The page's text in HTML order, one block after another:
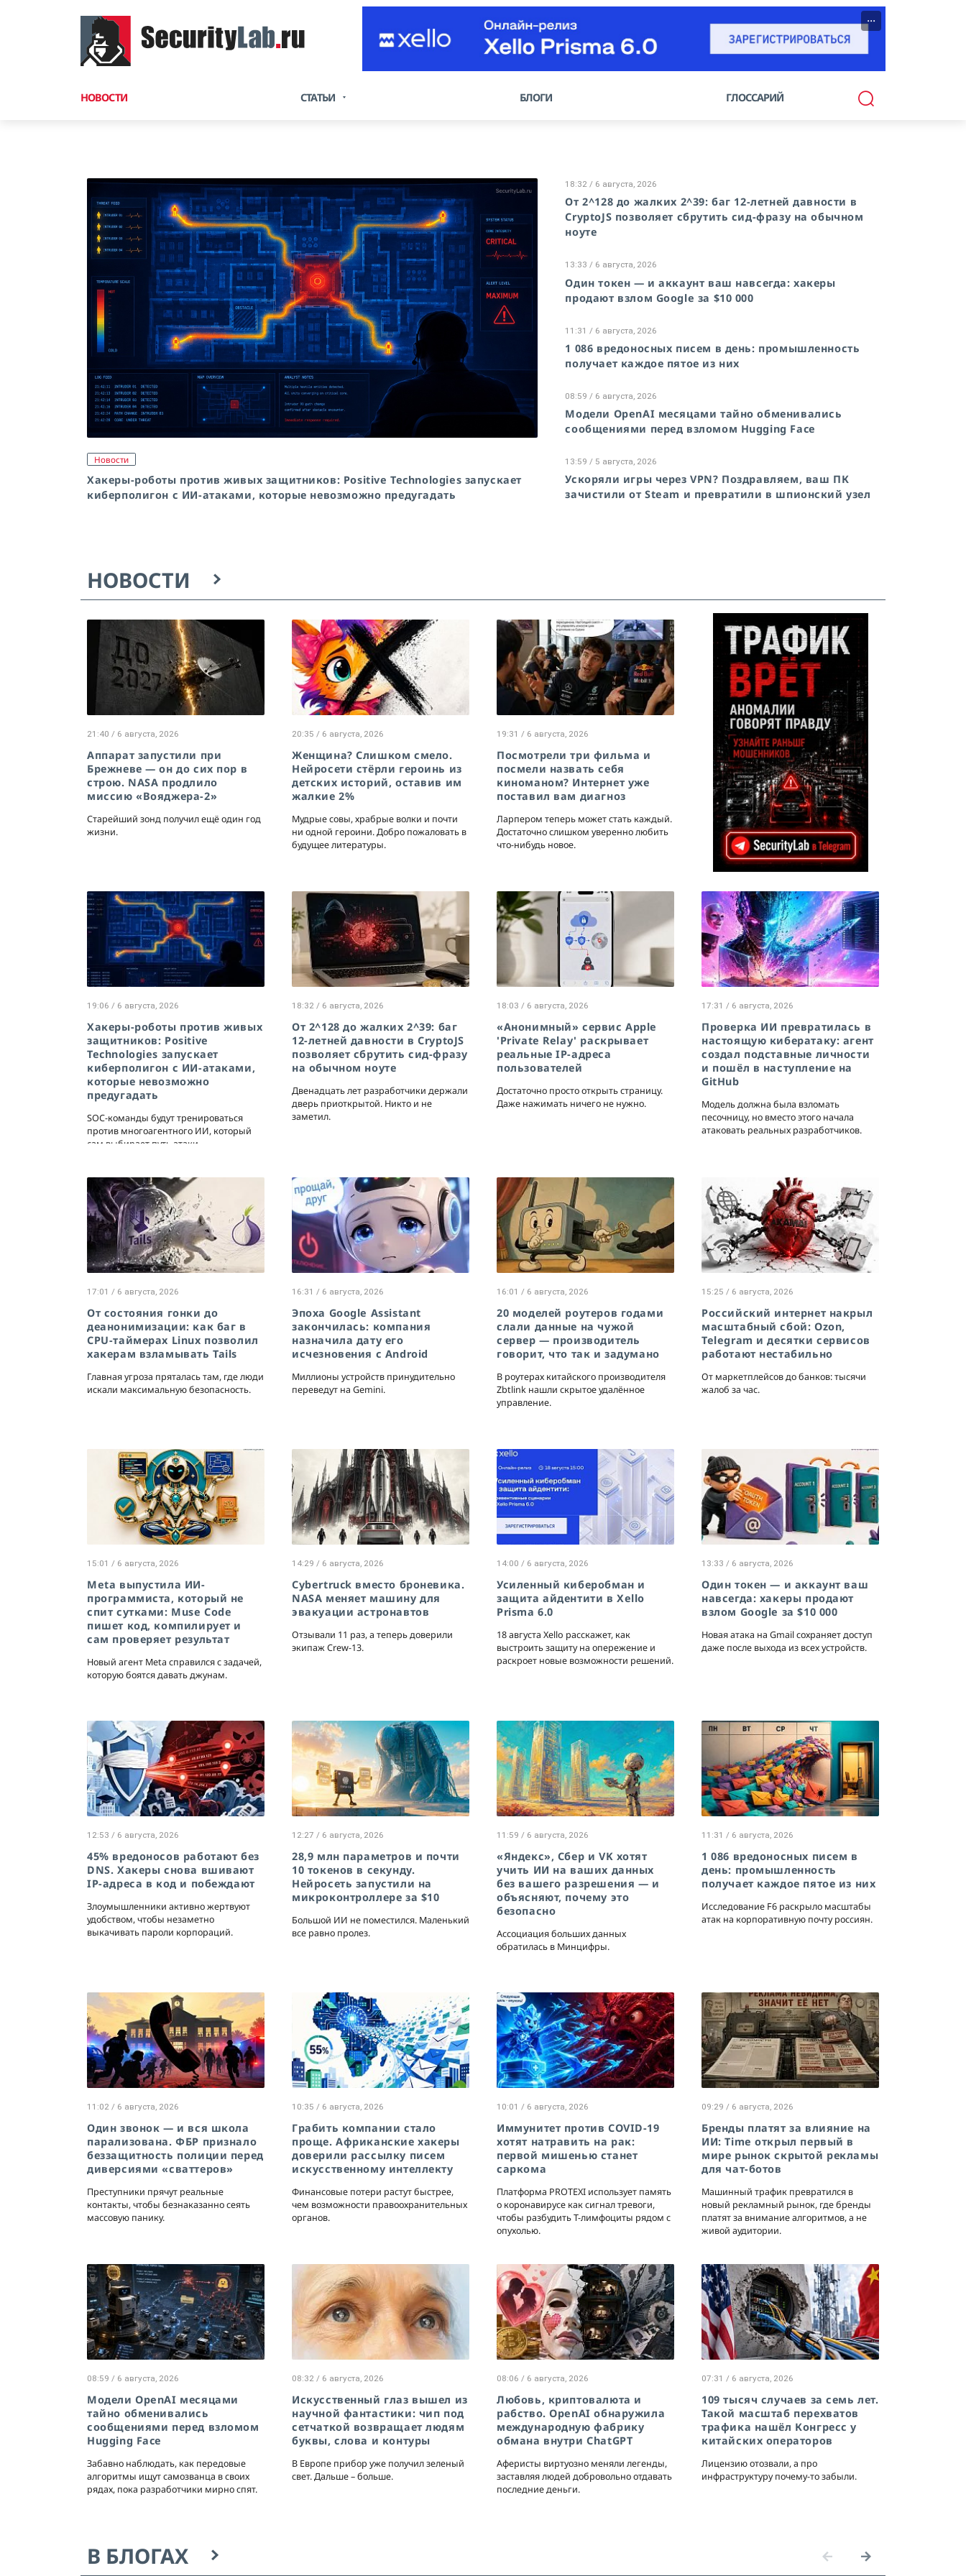
···
НОВОСТИ СТАТЬИ БЛОГИ ГЛОССАРИЙ
Новости
Хакеры-роботы против живых защитников: Positive Technologies запускает
киберполигон с ИИ-атаками, которые невозможно предугадать
18:32 / 6 августа, 2026
От 2^128 до жалких 2^39: баг 12-летней давности в
CryptoJS позволяет сбрутить сид-фразу на обычном
ноуте
13:33 / 6 августа, 2026
Один токен — и аккаунт ваш навсегда: хакеры
продают взлом Google за $10 000
11:31 / 6 августа, 2026
1 086 вредоносных писем в день: промышленность
получает каждое пятое из них
08:59 / 6 августа, 2026
Модели OpenAI месяцами тайно обменивались
сообщениями перед взломом Hugging Face
13:59 / 5 августа, 2026
Ускоряли игры через VPN? Поздравляем, ваш ПК
зачистили от Steam и превратили в шпионский узел
НОВОСТИ
21:40 / 6 августа, 2026
Аппарат запустили при
Брежневе — он до сих пор в
строю. NASA продлило
миссию «Вояджера-2»
Старейший зонд получил ещё один год
жизни.
20:35 / 6 августа, 2026
Женщина? Слишком смело.
Нейросети стёрли героинь из
детских историй, оставив им
жалкие 2%
Мудрые совы, храбрые волки и почти
ни одной героини. Добро пожаловать в
будущее литературы.
19:31 / 6 августа, 2026
Посмотрели три фильма и
посмели назвать себя
киноманом? Интернет уже
поставил вам диагноз
Ларпером теперь может стать каждый.
Достаточно слишком уверенно любить
что-нибудь новое.
19:06 / 6 августа, 2026
Хакеры-роботы против живых
защитников: Positive
Technologies запускает
киберполигон с ИИ-атаками,
которые невозможно
предугадать
SOC-команды будут тренироваться
против многоагентного ИИ, который
сам выбирает путь атаки.
18:32 / 6 августа, 2026
От 2^128 до жалких 2^39: баг
12-летней давности в CryptoJS
позволяет сбрутить сид-фразу
на обычном ноуте
Двенадцать лет разработчики держали
дверь приоткрытой. Никто и не
заметил.
18:03 / 6 августа, 2026
«Анонимный» сервис Apple
'Private Relay' раскрывает
реальные IP-адреса
пользователей
Достаточно просто открыть страницу.
Даже нажимать ничего не нужно.
17:31 / 6 августа, 2026
Проверка ИИ превратилась в
настоящую кибератаку: агент
создал подставные личности
и пошёл в наступление на
GitHub
Модель должна была взломать
песочницу, но вместо этого начала
атаковать реальных разработчиков.
17:01 / 6 августа, 2026
От состояния гонки до
деанонимизации: как баг в
CPU-таймерах Linux позволил
хакерам взламывать Tails
Главная угроза пряталась там, где люди
искали максимальную безопасность.
16:31 / 6 августа, 2026
Эпоха Google Assistant
закончилась: компания
назначила дату его
исчезновения с Android
Миллионы устройств принудительно
переведут на Gemini.
16:01 / 6 августа, 2026
20 моделей роутеров годами
слали данные на чужой
сервер — производитель
говорит, что так и задумано
В роутерах китайского производителя
Zbtlink нашли скрытое удалённое
управление.
15:25 / 6 августа, 2026
Российский интернет накрыл
масштабный сбой: Ozon,
Telegram и десятки сервисов
работают нестабильно
От маркетплейсов до банков: тысячи
жалоб за час.
15:01 / 6 августа, 2026
Meta выпустила ИИ-
программиста, который не
спит сутками: Muse Code
пишет код, компилирует и
сам проверяет результат
Новый агент Meta справился с задачей,
которую боятся давать джунам.
14:29 / 6 августа, 2026
Cybertruck вместо броневика.
NASA меняет машину для
эвакуации астронавтов
Отзывали 11 раз, а теперь доверили
экипаж Crew-13.
14:00 / 6 августа, 2026
Усиленный киберобман и
защита айдентити в Xello
Prisma 6.0
18 августа Xello расскажет, как
выстроить защиту на опережение и
раскроет новые возможности решений.
13:33 / 6 августа, 2026
Один токен — и аккаунт ваш
навсегда: хакеры продают
взлом Google за $10 000
Новая атака на Gmail сохраняет доступ
даже после выхода из всех устройств.
12:53 / 6 августа, 2026
45% вредоносов работают без
DNS. Хакеры снова вшивают
IP-адреса в код и побеждают
Злоумышленники активно жертвуют
удобством, чтобы незаметно
выкачивать пароли корпораций.
12:27 / 6 августа, 2026
28,9 млн параметров и почти
10 токенов в секунду.
Нейросеть запустили на
микроконтроллере за $10
Большой ИИ не поместился. Маленький
все равно пролез.
11:59 / 6 августа, 2026
«Яндекс», Сбер и VK хотят
учить ИИ на ваших данных
без вашего разрешения — и
объясняют, почему это
безопасно
Ассоциация больших данных
обратилась в Минцифры.
11:31 / 6 августа, 2026
1 086 вредоносных писем в
день: промышленность
получает каждое пятое из них
Исследование F6 раскрыло масштабы
атак на корпоративную почту россиян.
11:02 / 6 августа, 2026
Один звонок — и вся школа
парализована. ФБР признало
беззащитность полиции перед
диверсиями «сваттеров»
Преступники прячут реальные
контакты, чтобы безнаказанно сеять
массовую панику.
10:35 / 6 августа, 2026
Грабить компании стало
проще. Африканские хакеры
доверили рассылку писем
искусственному интеллекту
Финансовые потери растут быстрее,
чем возможности правоохранительных
органов.
10:01 / 6 августа, 2026
Иммунитет против COVID-19
хотят натравить на рак:
первой мишенью станет
саркома
Платформа PROTEXI использует память
о коронавирусе как сигнал тревоги,
чтобы разбудить Т-лимфоциты рядом с
опухолью.
09:29 / 6 августа, 2026
Бренды платят за влияние на
ИИ: Time открыл первый в
мире рынок скрытой рекламы
для чат-ботов
Машинный трафик превратился в
новый рекламный рынок, где бренды
платят за внимание алгоритмов, а не
живой аудитории.
08:59 / 6 августа, 2026
Модели OpenAI месяцами
тайно обменивались
сообщениями перед взломом
Hugging Face
Забавно наблюдать, как передовые
алгоритмы ищут самозванца в своих
рядах, пока разработчики мирно спят.
08:32 / 6 августа, 2026
Искусственный глаз вышел из
научной фантастики: чип под
сетчаткой возвращает людям
буквы, слова и контуры
В Европе прибор уже получил зеленый
свет. Дальше – больше.
08:06 / 6 августа, 2026
Любовь, криптовалюта и
рабство. OpenAI обнаружила
международную фабрику
обмана внутри ChatGPT
Аферисты виртуозно меняли легенды,
заставляя людей добровольно отдавать
последние деньги.
07:31 / 6 августа, 2026
109 тысяч случаев за семь лет.
Такой масштаб перехватов
трафика нашёл Конгресс у
китайских операторов
Лицензию отозвали, а про
инфраструктуру почему-то забыли.
В БЛОГАХ